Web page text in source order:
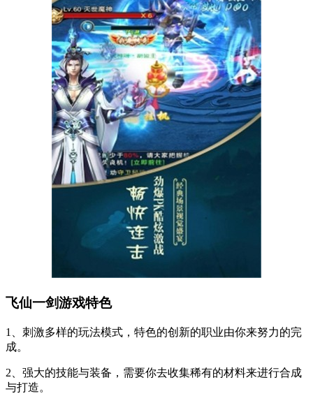
飞仙一剑游戏特色
1、刺激多样的玩法模式，特色的创新的职业由你来努力的完
成。
2、强大的技能与装备，需要你去收集稀有的材料来进行合成
与打造。